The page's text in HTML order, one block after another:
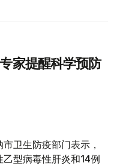
家提醒科学预防
卫生防疫部门表示，
型病毒性肝炎和14例